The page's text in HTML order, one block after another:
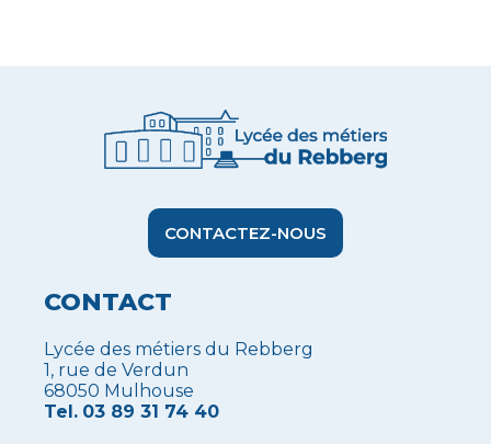
CONTACTEZ-NOUS
CONTACT
Lycée des métiers du Rebberg
1, rue de Verdun
68050 Mulhouse
Tel. 03 89 31 74 40